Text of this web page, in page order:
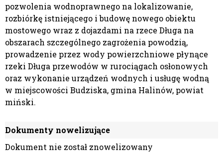
pozwolenia wodnoprawnego na lokalizowanie,
rozbiórkę istniejącego i budowę nowego obiektu
mostowego wraz z dojazdami na rzece Długa na
obszarach szczególnego zagrożenia powodzią,
prowadzenie przez wody powierzchniowe płynące
rzeki Długa przewodów w rurociągach osłonowych
oraz wykonanie urządzeń wodnych i usługę wodną
w miejscowości Budziska, gmina Halinów, powiat
miński.
Dokumenty nowelizujące
Dokument nie został znowelizowany